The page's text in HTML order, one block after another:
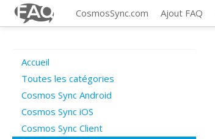
CosmosSync.com Ajout FAQ
Accueil
Toutes les catégories
Cosmos Sync Android
Cosmos Sync iOS
Cosmos Sync Client